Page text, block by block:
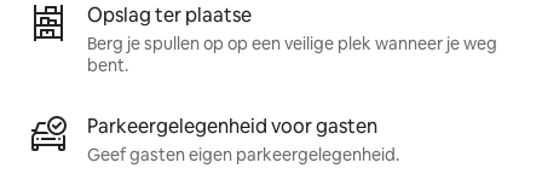
Opslag ter plaatse
Berg je spullen op op een veilige plek wanneer je weg
bent.
Parkeergelegenheid voor gasten
Geef gasten eigen parkeergelegenheid.